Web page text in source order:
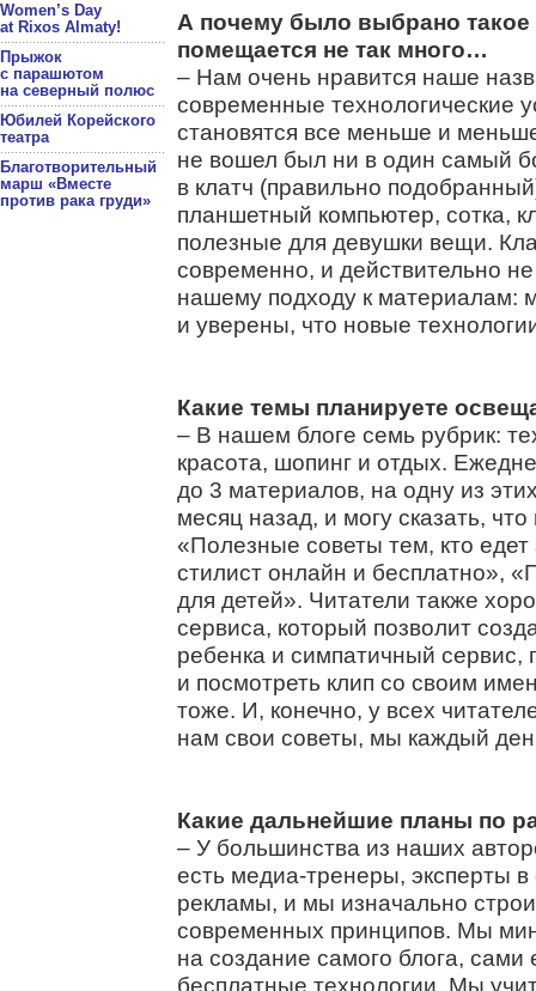
Women’s Day
at Rixos Almaty!
Прыжок
с парашютом
на северный полюс
Юбилей Корейского
театра
Благотворительный
марш «Вместе
против рака груди»
А почему было выбрано такое
помещается не так много…
– Нам очень нравится наше
современные технологические
становятся все меньше и
не вошел был ни в один самый
в клатч (правильно
планшетный компьютер, сотка,
полезные для девушки вещи.
современно, и действительно
нашему подходу к
и уверены, что новые
Какие темы планируете
– В нашем блоге семь рубрик:
красота, шопинг и отдых.
до 3 материалов, на одну из
месяц назад, и могу сказать,
«Полезные советы тем, кто
стилист онлайн и бесплатно»,
для детей». Читатели также
сервиса, который позволит
ребенка и симпатичный
и посмотреть клип со своим
тоже. И, конечно, у всех
нам свои советы, мы каждый
Какие дальнейшие планы по
– У большинства из наших
есть медиа-тренеры, эксперты
рекламы, и мы изначально
современных принципов. Мы
на создание самого блога, сами
бесплатные технологии. Мы